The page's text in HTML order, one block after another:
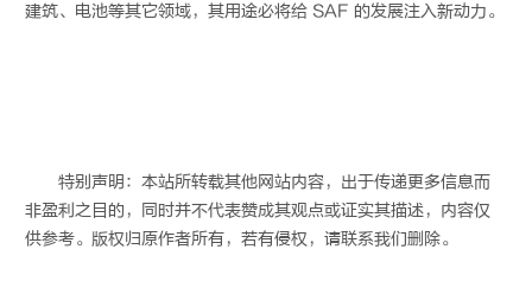
建筑、电池等其它领域，其用途必将给 SAF 的发展注入新动力。
特别声明：本站所转载其他网站内容，出于传递更多信息而
非盈利之目的，同时并不代表赞成其观点或证实其描述，内容仅
供参考。版权归原作者所有，若有侵权，请联系我们删除。